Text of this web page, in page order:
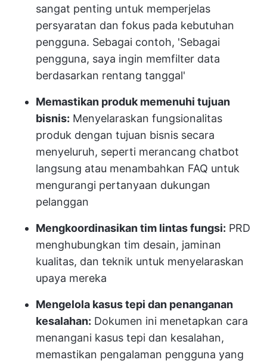
sangat penting untuk memperjelas
persyaratan dan fokus pada kebutuhan
pengguna. Sebagai contoh, 'Sebagai
pengguna, saya ingin memfilter data
berdasarkan rentang tanggal'
Memastikan produk memenuhi tujuan
bisnis: Menyelaraskan fungsionalitas
produk dengan tujuan bisnis secara
menyeluruh, seperti merancang chatbot
langsung atau menambahkan FAQ untuk
mengurangi pertanyaan dukungan
pelanggan
Mengkoordinasikan tim lintas fungsi: PRD
menghubungkan tim desain, jaminan
kualitas, dan teknik untuk menyelaraskan
upaya mereka
Mengelola kasus tepi dan penanganan
kesalahan: Dokumen ini menetapkan cara
menangani kasus tepi dan kesalahan,
memastikan pengalaman pengguna yang